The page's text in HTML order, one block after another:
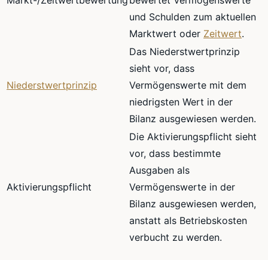
und Schulden zum aktuellen
Marktwert oder Zeitwert.
Niederstwertprinzip
Das Niederstwertprinzip
sieht vor, dass
Vermögenswerte mit dem
niedrigsten Wert in der
Bilanz ausgewiesen werden.
Aktivierungspflicht
Die Aktivierungspflicht sieht
vor, dass bestimmte
Ausgaben als
Vermögenswerte in der
Bilanz ausgewiesen werden,
anstatt als Betriebskosten
verbucht zu werden.